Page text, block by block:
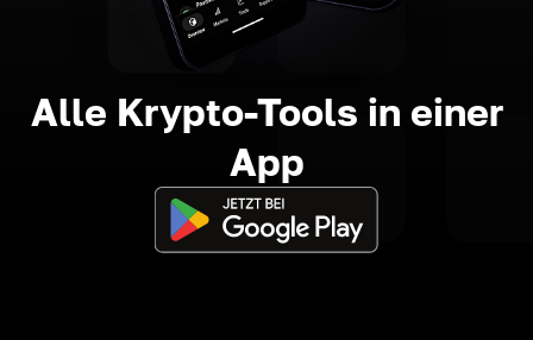
Alle Krypto-Tools in einer
App